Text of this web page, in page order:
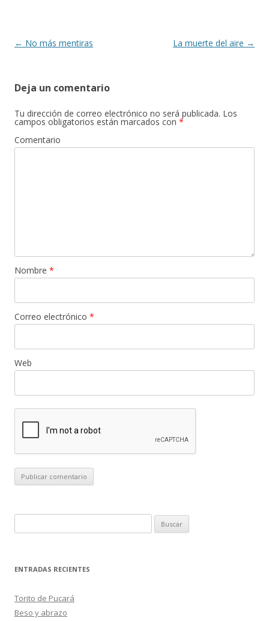
k r
Navegación
← No más mentiras La muerte del aire →
Deja un comentario
Tu dirección de correo electrónico no será publicada. Los
campos obligatorios están marcados con *
Comentario
Nombre *
Correo electrónico *
Web
u
c
r
:
ENTRADAS RECIENTES
Torito de Pucará
Beso y abrazo